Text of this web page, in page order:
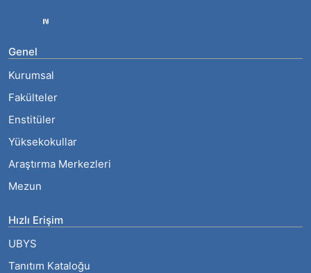
Genel
Kurumsal
Fakülteler
Enstitüler
Yüksekokullar
Araştırma Merkezleri
Mezun
Hızlı Erişim
UBYS
Tanıtım Kataloğu